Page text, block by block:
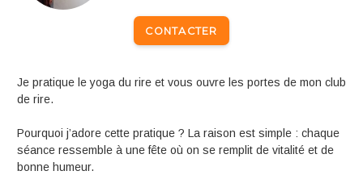
CONTACTER
Je pratique le yoga du rire et vous ouvre les portes de mon club
de rire.
Pourquoi j’adore cette pratique ? La raison est simple : chaque
séance ressemble à une fête où on se remplit de vitalité et de
bonne humeur.